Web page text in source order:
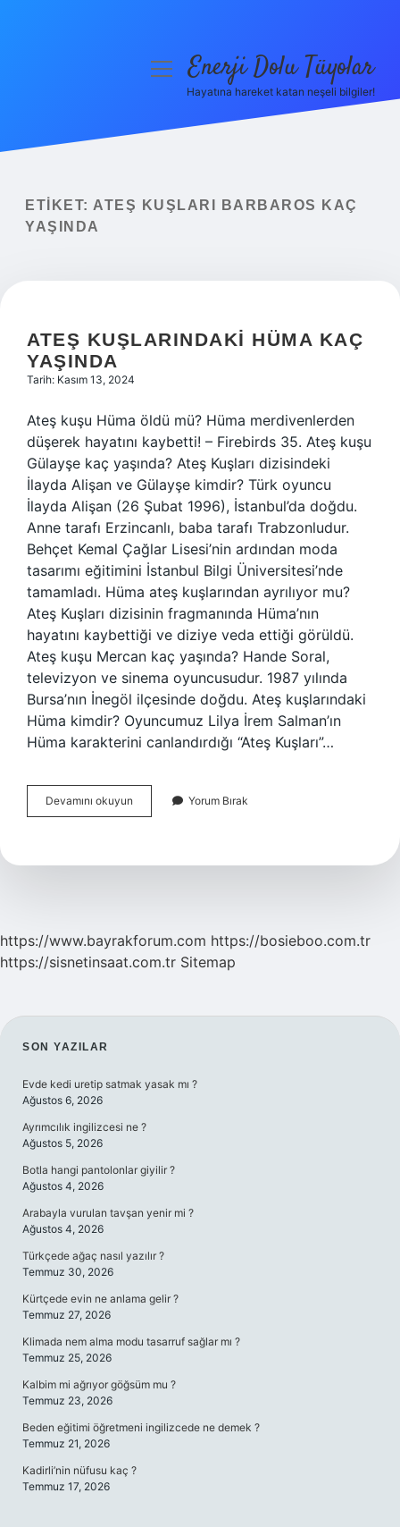
Yasal Uyarı
menüyüEnerji Dolu Tüyolar
Hayatına hareket katan neşeli bilgiler!
ETIKET: ATEŞ KUŞLARI BARBAROS KAÇ
YAŞINDA
ATEŞ KUŞLARINDAKI HÜMA KAÇ
YAŞINDA
Tarih: Kasım 13, 2024
Ateş kuşu Hüma öldü mü? Hüma merdivenlerden
düşerek hayatını kaybetti! – Firebirds 35. Ateş kuşu
Gülayşe kaç yaşında? Ateş Kuşları dizisindeki
İlayda Alişan ve Gülayşe kimdir? Türk oyuncu
İlayda Alişan (26 Şubat 1996), İstanbul’da doğdu.
Anne tarafı Erzincanlı, baba tarafı Trabzonludur.
Behçet Kemal Çağlar Lisesi’nin ardından moda
tasarımı eğitimini İstanbul Bilgi Üniversitesi’nde
tamamladı. Hüma ateş kuşlarından ayrılıyor mu?
Ateş Kuşları dizisinin fragmanında Hüma’nın
hayatını kaybettiği ve diziye veda ettiği görüldü.
Ateş kuşu Mercan kaç yaşında? Hande Soral,
televizyon ve sinema oyuncusudur. 1987 yılında
Bursa’nın İnegöl ilçesinde doğdu. Ateş kuşlarındaki
Hüma kimdir? Oyuncumuz Lilya İrem Salman’ın
Hüma karakterini canlandırdığı “Ateş Kuşları”…
Devamını okuyun
Kuşlarındaki
Yaşında
Yorum Bırak
https://www.bayrakforum.com https://bosieboo.com.tr
https://sisnetinsaat.com.tr Sitemap
SIDEBAR
SON YAZILAR
Evde kedi uretip satmak yasak mı ?
Ağustos 6, 2026
Ayrımcılık ingilizcesi ne ?
Ağustos 5, 2026
Botla hangi pantolonlar giyilir ?
Ağustos 4, 2026
Arabayla vurulan tavşan yenir mi ?
Ağustos 4, 2026
Türkçede ağaç nasıl yazılır ?
Temmuz 30, 2026
Kürtçede evin ne anlama gelir ?
Temmuz 27, 2026
Klimada nem alma modu tasarruf sağlar mı ?
Temmuz 25, 2026
Kalbim mi ağrıyor göğsüm mu ?
Temmuz 23, 2026
Beden eğitimi öğretmeni ingilizcede ne demek ?
Temmuz 21, 2026
Kadirli’nin nüfusu kaç ?
Temmuz 17, 2026